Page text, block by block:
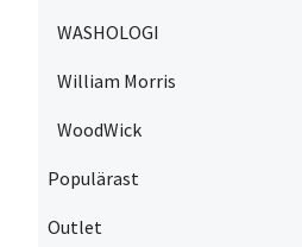
WASHOLOGI
William Morris
WoodWick
Populärast
Outlet